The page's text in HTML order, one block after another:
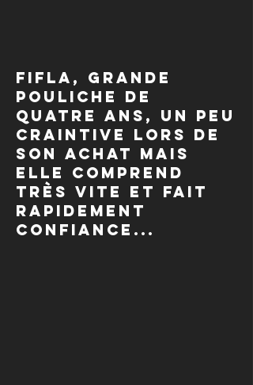
Fifla, grande
pouliche de
quatre ans, un peu
craintive lors de
son achat mais
elle comprend
très vite et fait
rapidement
confiance...